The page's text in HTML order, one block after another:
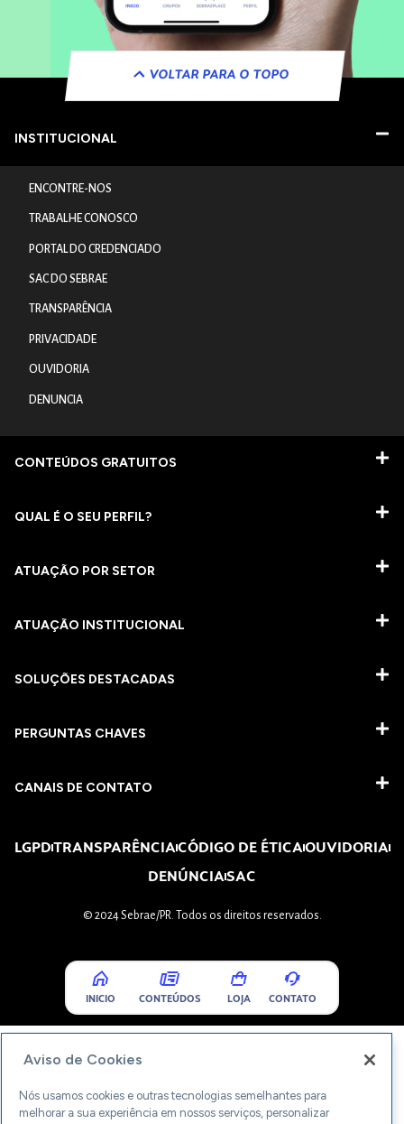
VOLTAR PARA O TOPO
INSTITUCIONAL
ENCONTRE-NOS
TRABALHE CONOSCO
PORTAL DO CREDENCIADO
SAC DO SEBRAE
TRANSPARÊNCIA
PRIVACIDADE
OUVIDORIA
DENUNCIA
CONTEÚDOS GRATUITOS
QUAL É O SEU PERFIL?
ATUAÇÃO POR SETOR
ATUAÇÃO INSTITUCIONAL
SOLUÇÕES DESTACADAS
PERGUNTAS CHAVES​
CANAIS DE CONTATO
LGPDTRANSPARÊNCIACÓDIGO DE ÉTICAOUVIDORIA
DENÚNCIASAC
© 2024 Sebrae/PR. Todos os direitos reservados.
INICIO CONTEÚDOS LOJA CONTATO
Aviso de Cookies
Nós usamos cookies e outras tecnologias semelhantes para
melhorar a sua experiência em nossos serviços, personalizar